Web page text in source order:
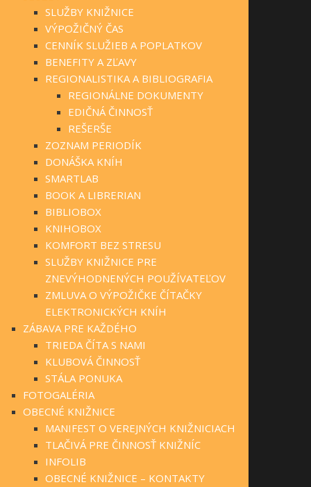
SLUŽBY KNIŽNICE
VÝPOŽIČNÝ ČAS
CENNÍK SLUŽIEB A POPLATKOV
BENEFITY A ZĽAVY
REGIONALISTIKA A BIBLIOGRAFIA
REGIONÁLNE DOKUMENTY
EDIČNÁ ČINNOSŤ
REŠERŠE
ZOZNAM PERIODÍK
DONÁŠKA KNÍH
SMARTLAB
BOOK A LIBRERIAN
BIBLIOBOX
KNIHOBOX
KOMFORT BEZ STRESU
SLUŽBY KNIŽNICE PRE
ZNEVÝHODNENÝCH POUŽÍVATEĽOV
ZMLUVA O VÝPOŽIČKE ČÍTAČKY
ELEKTRONICKÝCH KNÍH
ZÁBAVA PRE KAŽDÉHO
TRIEDA ČÍTA S NAMI
KLUBOVÁ ČINNOSŤ
STÁLA PONUKA
FOTOGALÉRIA
OBECNÉ KNIŽNICE
MANIFEST O VEREJNÝCH KNIŽNICIACH
TLAČIVÁ PRE ČINNOSŤ KNIŽNÍC
INFOLIB
OBECNÉ KNIŽNICE – KONTAKTY